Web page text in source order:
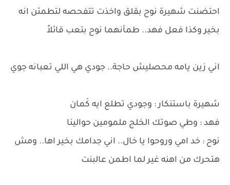
احتضنت شهيرة نوح بقلق واخذت تتفحصه لتطمئن انه
بخير وكذا فعل فهد.. طمأنهما نوح بتعب قائلاً
اني زين يامه محصليش حاجة.. جودي هي اللي تعبانه جوي
شهيرة باستنكار : وجودي تطلع ايه كَمان
فهد : وطي صوتك الخلج ملمومين حوالينا
نوح : خد امي وروحوا يا خال.. اني جدامك بخير اها.. ومش
هتحرك من اهنه غير لما اطمن عالبنت